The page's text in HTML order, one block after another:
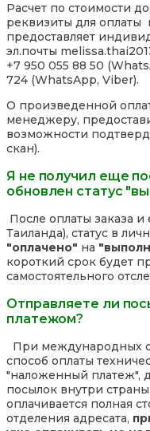
Расчет по стоимости
реквизиты для
предоставляет
эл.почты
+7 950 055 88 50
724 (WhatsApp, Viber).
О произведенной
менеджеру,
возможности
скан).
Я не получил еще
обновлен статус
После оплаты заказа
Таиланда), статус в
"оплачено" на
короткий срок будет
самостоятельного
Отправляете ли
платежом?
При международных
способ оплаты
"наложенный платеж",
посылок внутри
оплачивается полная
отделения адресата,